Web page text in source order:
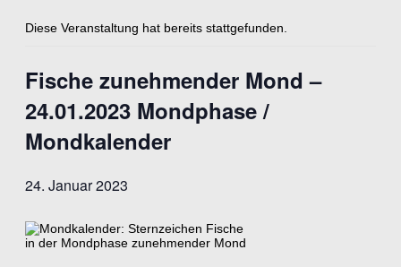
Diese Veranstaltung hat bereits stattgefunden.
Fische zunehmender Mond –
24.01.2023 Mondphase /
Mondkalender
24. Januar 2023